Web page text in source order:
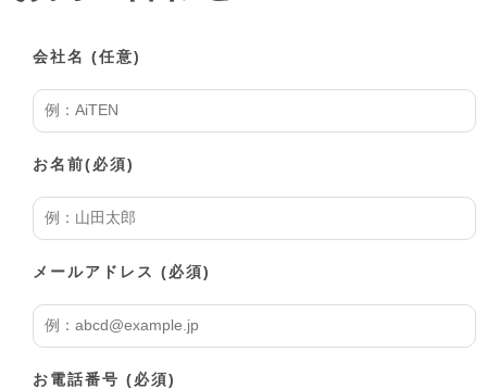
会社名 (任意)
お名前(必須)
メールアドレス (必須)
お電話番号 (必須)